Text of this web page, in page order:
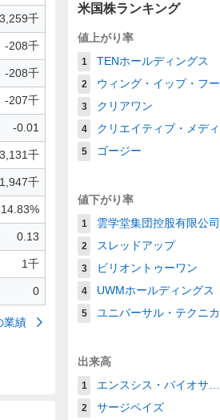
3,259千
-208千
-208千
-207千
-0.01
千
1,947千
14.83%
0.13
1千
0
業績
米国株ランキング
値上がり率
1 TENホールディングス
2
3
クリアワン
4
5
ゴージー
値下がり率
1 雲学堂集団控股有限公司
2
スレッドアップ
3
ビリオントゥーワン
4
UWMホールディングス
5
出来高
1 エンスシス・バイオサイエンシズ
2 サージペイズ